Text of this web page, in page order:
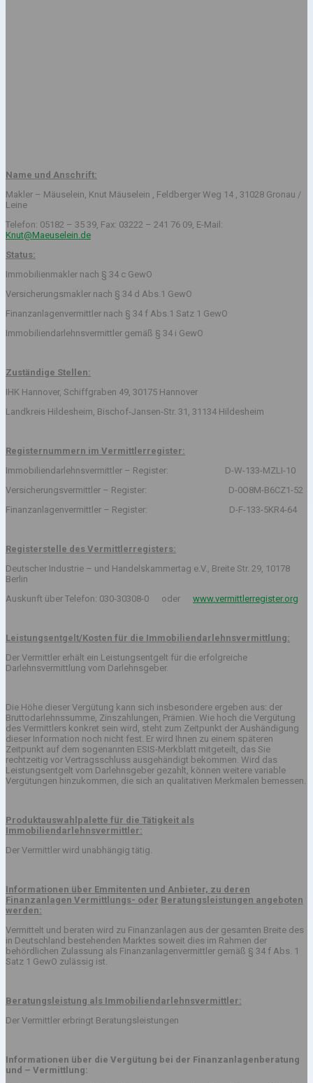
Name und Anschrift:
Makler – Mäuselein, Knut Mäuselein , Feldberger Weg 14 , 31028 Gronau /
Leine
Telefon: 05182 – 35 39, Fax: 03222 – 241 76 09, E-Mail:
Knut@Maeuselein.de
Status:
Immobilienmakler nach § 34 c GewO
Versicherungsmakler nach § 34 d Abs.1 GewO
Finanzanlagenvermittler nach § 34 f Abs.1 Satz 1 GewO
Immobiliendarlehnsvermittler gemäß § 34 i GewO
Zuständige Stellen:
IHK Hannover, Schiffgraben 49, 30175 Hannover
Landkreis Hildesheim, Bischof-Jansen-Str. 31, 31134 Hildesheim
Registernummern im Vermittlerregister:
Immobiliendarlehnsvermittler – Register: D-W-133-MZLI-10
Versicherungsvermittler – Register: D-0O8M-B6CZ1-52
Finanzanlagenvermittler – Register: D-F-133-5KR4-64
Registerstelle des Vermittlerregisters:
Deutscher Industrie – und Handelskammertag e.V., Breite Str. 29, 10178
Berlin
Auskunft über Telefon: 030-30308-0 oder www.vermittlerregister.org
Leistungsentgelt/Kosten für die Immobiliendarlehnsvermittlung:
Der Vermittler erhält ein Leistungsentgelt für die erfolgreiche
Darlehnsvermittlung vom Darlehnsgeber.
Die Höhe dieser Vergütung kann sich insbesondere ergeben aus: der
Bruttodarlehnssumme, Zinszahlungen, Prämien. Wie hoch die Vergütung
des Vermittlers konkret sein wird, steht zum Zeitpunkt der Aushändigung
dieser Information noch nicht fest. Er wird Ihnen zu einem späteren
Zeitpunkt auf dem sogenannten ESIS-Merkblatt mitgeteilt, das Sie
rechtzeitig vor Vertragsschluss ausgehändigt bekommen. Wird das
Leistungsentgelt vom Darlehnsgeber gezahlt, können weitere variable
Vergütungen hinzukommen, die sich an qualitativen Merkmalen bemessen.
Produktauswahlpalette für die Tätigkeit als
Immobiliendarlehnsvermittler:
Der Vermittler wird unabhängig tätig.
Informationen über Emmitenten und Anbieter, zu deren
Finanzanlagen Vermittlungs- oder Beratungsleistungen angeboten
werden:
Vermittelt und beraten wird zu Finanzanlagen aus der gesamten Breite des
in Deutschland bestehenden Marktes soweit dies im Rahmen der
behördlichen Zulassung als Finanzanlagenvermittler gemäß § 34 f Abs. 1
Satz 1 GewO zulässig ist.
Beratungsleistung als Immobiliendarlehnsvermittler:
Der Vermittler erbringt Beratungsleistungen
Informationen über die Vergütung bei der Finanzanlagenberatung
und – Vermittlung: